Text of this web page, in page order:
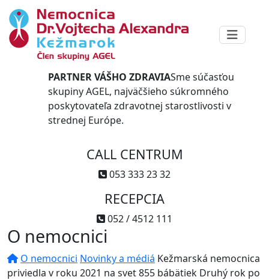
PARTNER VÁŠHO ZDRAVIASme súčasťou
skupiny AGEL, najväčšieho súkromného
poskytovateľa zdravotnej starostlivosti v
strednej Európe.
CALL CENTRUM
053 333 23 32
RECEPCIA
052 / 4512 111
O nemocnici
O nemocnici Novinky a médiá Kežmarská nemocnica
priviedla v roku 2021 na svet 855 bábätiek Druhý rok po